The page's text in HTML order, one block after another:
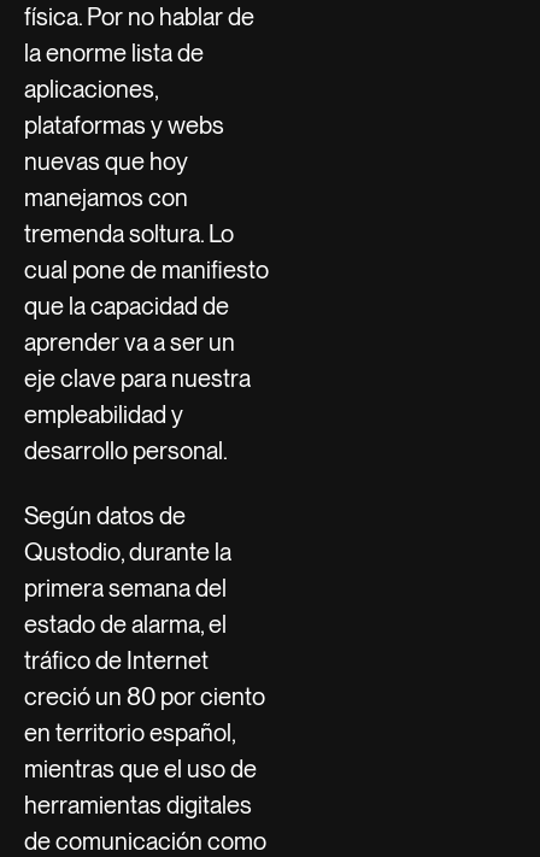
física. Por no hablar de
la enorme lista de
aplicaciones,
plataformas y webs
nuevas que hoy
manejamos con
tremenda soltura. Lo
cual pone de manifiesto
que la capacidad de
aprender va a ser un
eje clave para nuestra
empleabilidad y
desarrollo personal.
Según datos de
Qustodio, durante la
primera semana del
estado de alarma, el
tráfico de Internet
creció un 80 por ciento
en territorio español,
mientras que el uso de
herramientas digitales
de comunicación como